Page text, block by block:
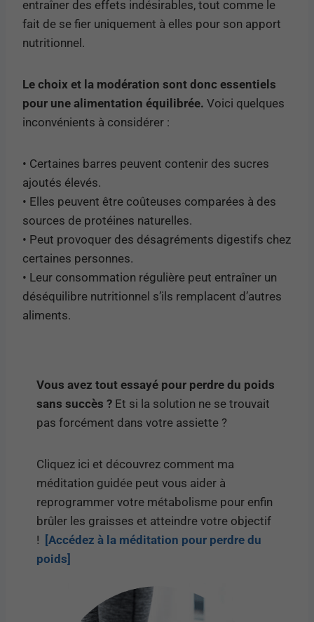
entraîner des effets indésirables, tout comme le
fait de se fier uniquement à elles pour son apport
nutritionnel.
Le choix et la modération sont donc essentiels
pour une alimentation équilibrée. Voici quelques
inconvénients à considérer :
• Certaines barres peuvent contenir des sucres
ajoutés élevés.
• Elles peuvent être coûteuses comparées à des
sources de protéines naturelles.
• Peut provoquer des désagréments digestifs chez
certaines personnes.
• Leur consommation régulière peut entraîner un
déséquilibre nutritionnel s’ils remplacent d’autres
aliments.
Vous avez tout essayé pour perdre du poids
sans succès ? Et si la solution ne se trouvait
pas forcément dans votre assiette ?
Cliquez ici et découvrez comment ma
méditation guidée peut vous aider à
reprogrammer votre métabolisme pour enfin
brûler les graisses et atteindre votre objectif
! [Accédez à la méditation pour perdre du
poids]